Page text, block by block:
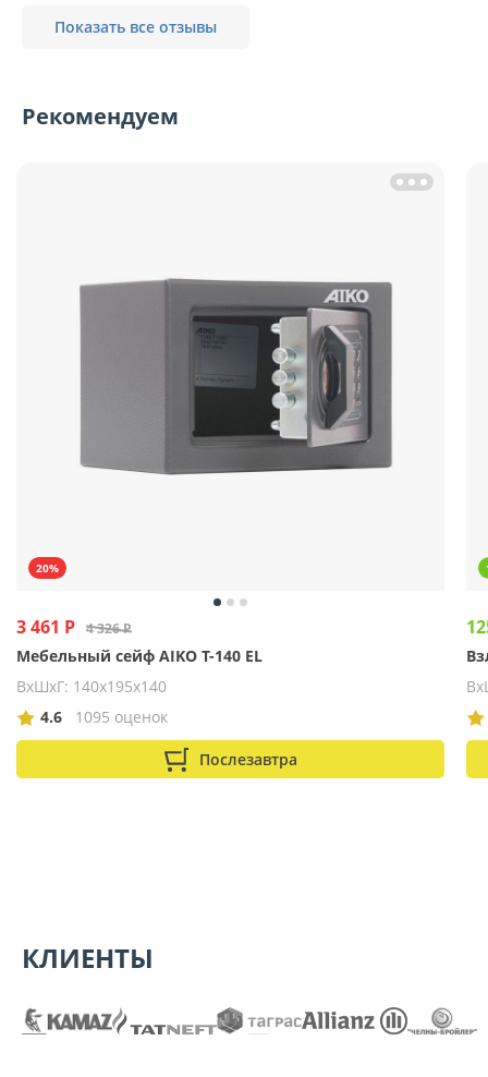
Показать все отзывы
Рекомендуем
20%
3 461 Р 4 326 Р
Мебельный сейф AIKO Т-140 EL
ВхШхГ: 140х195х140
4.6
1095 оценок
Послезавтра
КЛИЕНТЫ